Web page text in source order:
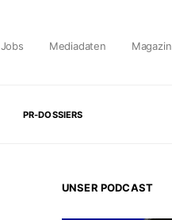
Jobs Mediadaten Magazin
PR-DOSSIERS
UNSER PODCAST